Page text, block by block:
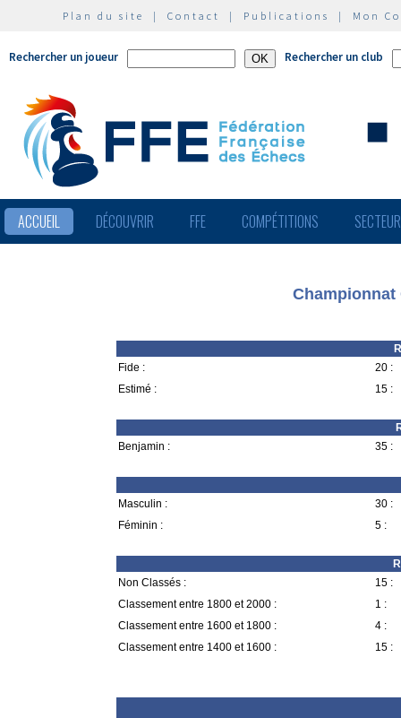
Plan du site | Contact | Publications | Mon
Rechercher un joueur Rechercher un club
ACCUEIL DÉCOUVRIR FFE COMPÉTITIONS
Championnat
Fide :
20 :
Estimé :
15 :
Benjamin :
35 :
Masculin :
30 :
Féminin :
5 :
Non Classés :
15 :
Classement entre 1800 et 2000 :
1 :
Classement entre 1600 et 1800 :
4 :
Classement entre 1400 et 1600 :
15 :